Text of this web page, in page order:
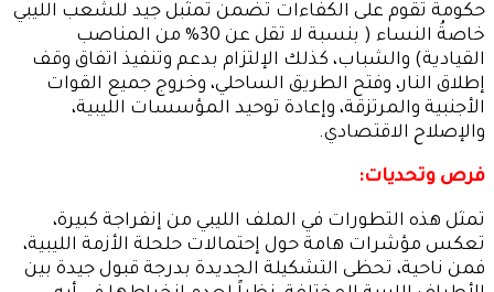
حكومة تقوم على الكفاءات تضمن تمثبل جيد للشعب الليبي
خاصةُ النساء ( بنسبة لا تقل عن 30% من المناصب
القيادية) والشباب، كذلك الإلتزام بدعم وتنفيذ اتفاق وقف
إطلاق النار، وفتح الطريق الساحلي، وخروج جميع القوات
الأجنبية والمرتزقة، وإعادة توحيد المؤسسات الليبية،
والإصلاح الاقتصادي.
فرص وتحديات:
تمثل هذه التطورات في الملف الليبي من إنفراجة كبيرة،
تعكس مؤشرات هامة حول إحتمالات حلحلة الأزمة الليبية،
فمن ناحية، تحظى التشكيلة الجديدة بدرجة قبول جيدة بين